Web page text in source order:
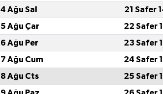
4 Ağu Sal
21 Safer
5 Ağu Çar
22 Safer
6 Ağu Per
23 Safer
7 Ağu Cum
24 Safer
8 Ağu Cts
25 Safer